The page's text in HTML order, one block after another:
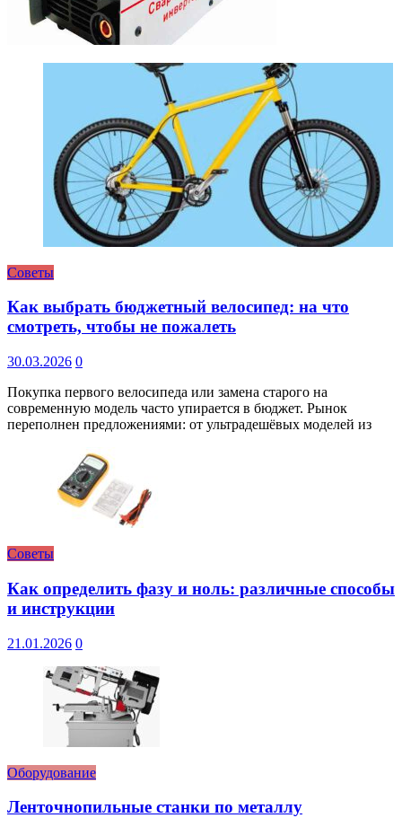
Советы
Как выбрать бюджетный велосипед: на что
смотреть, чтобы не пожалеть
30.03.2026 0
Покупка первого велосипеда или замена старого на
современную модель часто упирается в бюджет. Рынок
переполнен предложениями: от ультрадешёвых моделей из
Советы
Как определить фазу и ноль: различные способы
и инструкции
21.01.2026 0
Оборудование
Ленточнопильные станки по металлу